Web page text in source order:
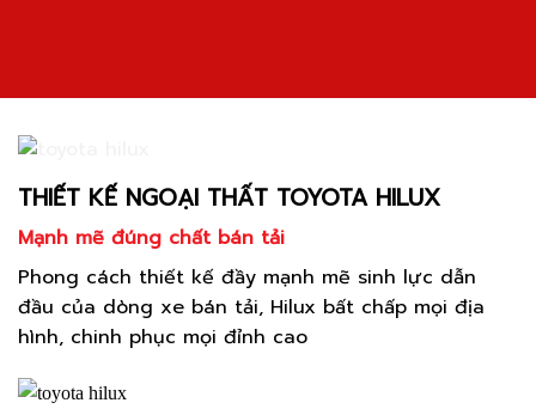
THIẾT KẾ NGOẠI THẤT TOYOTA HILUX
Mạnh mẽ đúng chất bán tải
Phong cách thiết kế đầy mạnh mẽ sinh lực dẫn
đầu của dòng xe bán tải, Hilux bất chấp mọi địa
hình, chinh phục mọi đỉnh cao